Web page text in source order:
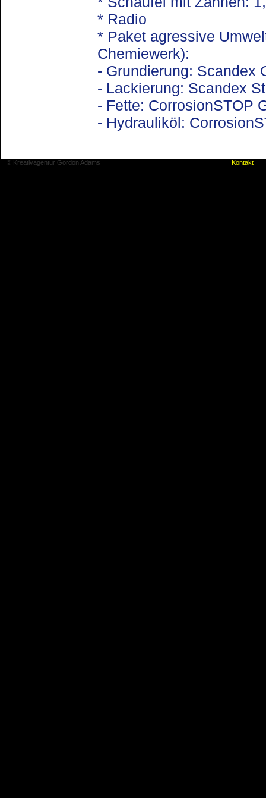
* Radio
* Paket agressive
Chemiewerk):
- Grundierung: Scandex
- Lackierung: Scandex
- Fette: CorrosionSTOP
- Hydrauliköl:
© Kreativagentur Gordon Adams Kontakt